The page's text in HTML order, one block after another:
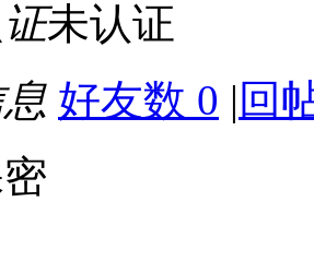
未认证
好友数 0 | 回